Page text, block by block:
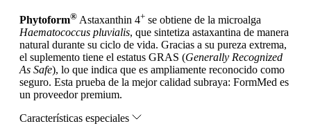
Phytoform® Astaxanthin 4+ se obtiene de la microalga
Haematococcus pluvialis, que sintetiza astaxantina de manera
natural durante su ciclo de vida. Gracias a su pureza extrema,
el suplemento tiene el estatus GRAS (Generally Recognized
As Safe), lo que indica que es ampliamente reconocido como
seguro. Esta prueba de la mejor calidad subraya: FormMed es
un proveedor premium.
Características especiales